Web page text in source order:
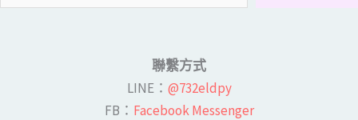
聯繫方式
LINE​： @732eldpy
FB：​ Facebook Messenger